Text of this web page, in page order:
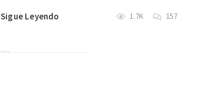
Sigue Leyendo 1.7K 157